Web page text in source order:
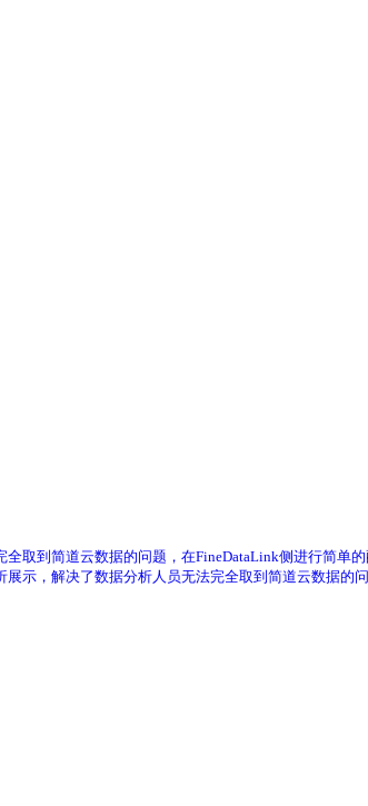
取到简道云数据的问题，在FineDataLink侧进行简单
示，解决了数据分析人员无法完全取到简道云数据的